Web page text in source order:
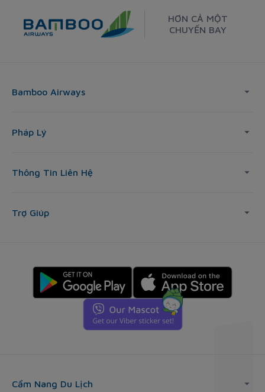
HƠN CẢ MỘT
CHUYẾN BAY
Bamboo Airways
Pháp Lý
Thông Tin Liên Hệ
Trợ Giúp
Cẩm Nang Du Lịch